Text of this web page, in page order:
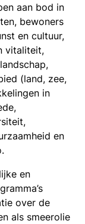
aan bod in
bewoners
en cultuur,
vitaliteit,
(land, zee,
in
en
en
over de
als smeerolie